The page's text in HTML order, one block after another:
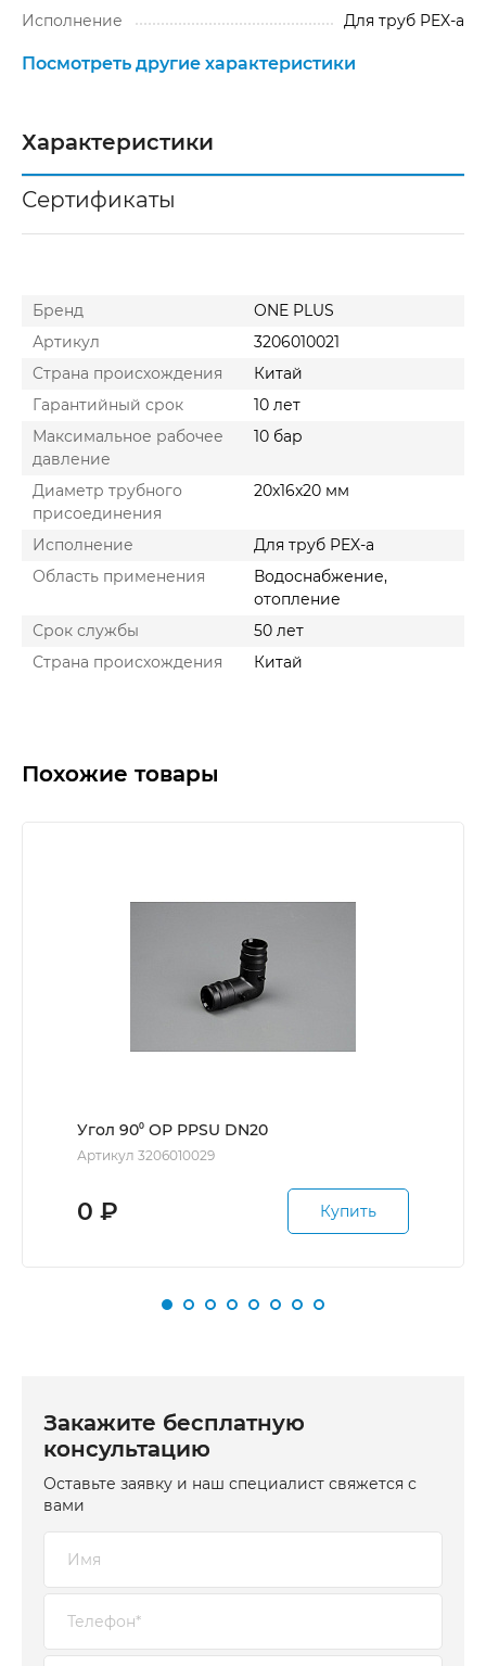
Исполнение
Для труб PEX-a
Посмотреть другие характеристики
Характеристики
Сертификаты
Бренд
ONE PLUS
Артикул
3206010021
Cтрана происхождения
Китай
Гарантийный срок
10 лет
Максимальное рабочее
давление
10 бар
Диаметр трубного
присоединения
20x16x20 мм
Исполнение
Для труб PEX-a
Область применения
Водоснабжение,
отопление
Срок службы
50 лет
Страна происхождения
Китай
Похожие товары
Угол 90⁰ ОР PPSU DN20
Артикул 3206010029
0 ₽ Купить
Закажите бесплатную
консультацию
Оставьте заявку и наш специалист свяжется с
вами